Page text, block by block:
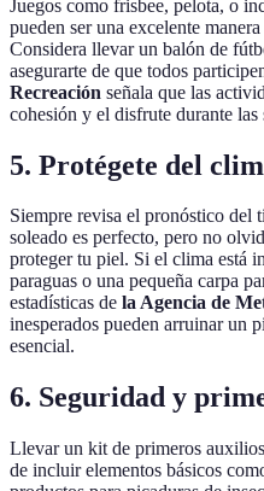
Juegos como frisbee, pelota, o
pueden ser una excelente
Considera llevar un balón de
asegurarte de que todos
Recreación señala que las
cohesión y el disfrute durante las
5. Protégete del
Siempre revisa el pronóstico del
soleado es perfecto, pero no
proteger tu piel. Si el clima está
paraguas o una pequeña carpa
estadísticas de la Agencia de
inesperados pueden arruinar un
esencial.
6. Seguridad y
Llevar un kit de primeros
de incluir elementos básicos